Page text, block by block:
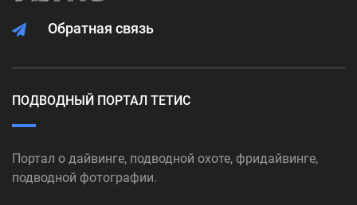
Обратная связь
ПОДВОДНЫЙ ПОРТАЛ ТЕТИС
Портал о дайвинге, подводной охоте, фридайвинге,
подводной фотографии.